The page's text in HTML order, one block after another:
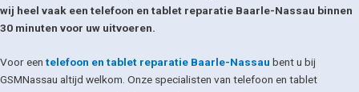
wij heel vaak een telefoon en tablet reparatie Baarle-Nassau binnen
30 minuten voor uw uitvoeren.
Voor een telefoon en tablet reparatie Baarle-Nassau bent u bij
GSMNassau altijd welkom. Onze specialisten van telefoon en tablet